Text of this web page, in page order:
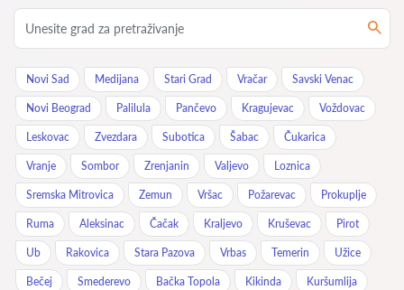
Novi Sad Medijana Stari Grad Vračar Savski Venac
Novi Beograd Palilula Pančevo Kragujevac Voždovac
Leskovac Zvezdara Subotica Šabac Čukarica
Vranje Sombor Zrenjanin Valjevo Loznica
Sremska Mitrovica Zemun Vršac Požarevac Prokuplje
Ruma Aleksinac Čačak Kraljevo Kruševac Pirot
Ub Rakovica Stara Pazova Vrbas Temerin Užice
Bečej Smederevo Bačka Topola Kikinda Kuršumlija